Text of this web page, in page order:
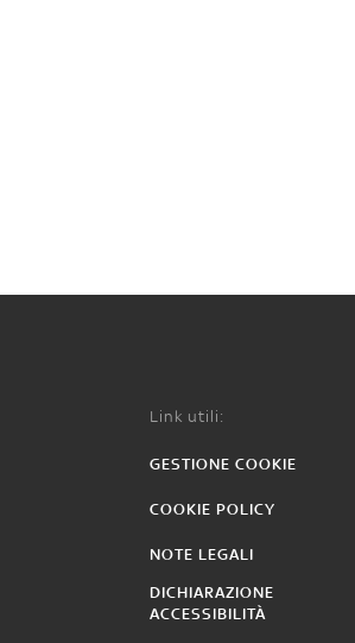
Link utili:
GESTIONE COOKIE
COOKIE POLICY
NOTE LEGALI
DICHIARAZIONE
ACCESSIBILITÀ